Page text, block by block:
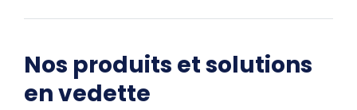
Nos produits et solutions
en vedette